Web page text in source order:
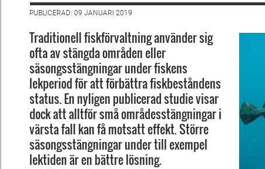
PUBLICERAD: 09 JANUARI 2019
Traditionell fiskförvaltning använder sig
ofta av stängda områden eller
säsongsstängningar under fiskens
lekperiod för att förbättra fiskbeståndens
status. En nyligen publicerad studie visar
dock att alltför små områdesstängningar i
värsta fall kan få motsatt effekt. Större
säsongsstängningar under till exempel
lektiden är en bättre lösning.